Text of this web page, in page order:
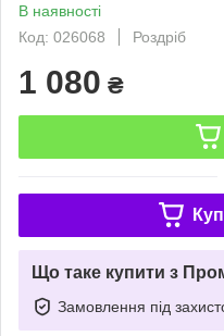
В наявності
Код: 026068
Роздріб
1 080 ₴
Що таке купити з
Замовлення під